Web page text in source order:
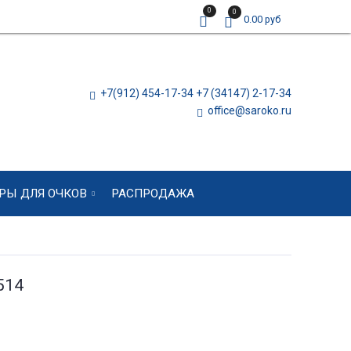
0 0
0.00 руб
+7(912) 454-17-34 +7 (34147) 2-17-34
office@saroko.ru
ДЛЯ ОЧКОВ РАСПРОДАЖА